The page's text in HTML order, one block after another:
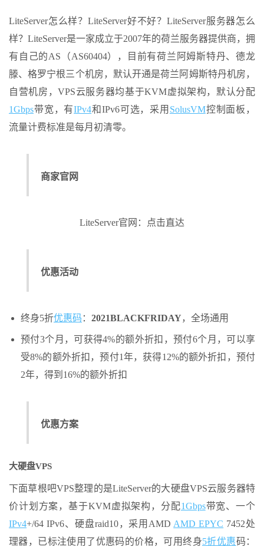
LiteServer怎么样？LiteServer好不好？LiteServer服务器怎么
样？LiteServer是一家成立于2007年的荷兰服务器提供商，拥
有自己的AS（AS60404），目前有荷兰阿姆斯特丹、德龙
滕、格罗宁根三个机房，默认开通是荷兰阿姆斯特丹机房，
自营机房，VPS云服务器均基于KVM虚拟架构，默认分配
1Gbps带宽，有IPv4和IPv6可选，采用 SolusVM控制面板，
流量计费标准是每月初清零。
商家官网
LiteServer官网：点击直达
优惠活动
终身5折优惠码 ： 2021BLACKFRIDAY，全场通用
预付3个月，可获得4%的额外折扣，预付6个月，可以享
受8%的额外折扣，预付1年，获得12%的额外折扣，预付
2年，得到16%的额外折扣
优惠方案
大硬盘VPS
下面草根吧VPS整理的是LiteServer的大硬盘VPS云服务器特
价计划方案，基于KVM虚拟架构，分配1Gbps带宽、一个
IPv4+/64 IPv6、硬盘raid10，采用AMD AMD EPYC 7452处
理器，已标注使用了优惠码的价格，可用终身5折优惠码：